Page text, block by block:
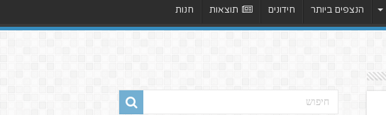
הנצפים ביותר חידונים תוצאות חנות